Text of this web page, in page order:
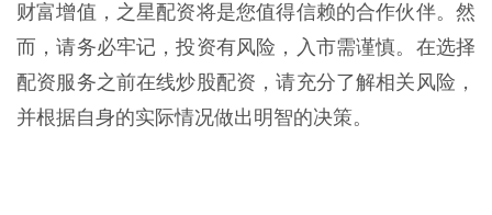
财富增值，之星配资将是您值得信赖的合作伙伴。然
而，请务必牢记，投资有风险，入市需谨慎。在选择
配资服务之前在线炒股配资，请充分了解相关风险，
并根据自身的实际情况做出明智的决策。